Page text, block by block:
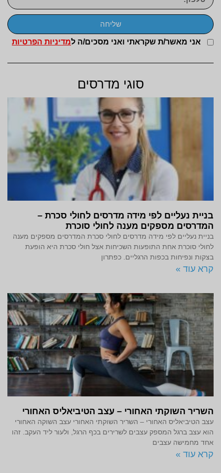
אני מאשר/ת שקראתי ואני מסכים/ה למדיניות הפרטיות
שליחה
סוגי מדרסים
בניית נעליים לפי מידה מדרסים לחולי סכרת –
המדרסים מספקים מענה לחולי סוכרת
בניית נעליים לפי מידה מדרסים לחולי סכרת המדרסים מספקים מענה
לחולי סוכרת אחת התופעות השכיחות אצל חולי סכרת היא הופעת
בצקות ונפיחות בכפות הרגליים. כפתרון
קרא עוד »
השריר השוקתי האחורי – עצב הטיביאליס האחורי
עצב הטיביאליס האחורי – השריר השוקתי האחורי עצב השוקה האחורי
הוא עצב ברגל המספק עצבים לשרירים בכף הרגל, ולעור ליד העקב. זהו
אחד מחמישה עצבים
קרא עוד »